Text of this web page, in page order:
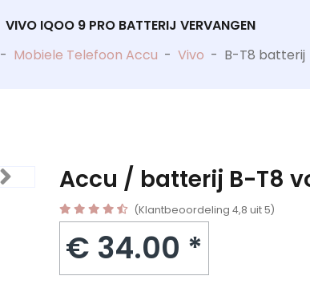
VIVO IQOO 9 PRO BATTERIJ VERVANGEN
- Mobiele Telefoon Accu - Vivo - B-T8 batterij
Accu / batterij B-T8
(Klantbeoordeling 4,8 uit 5)
€ 34.00 *